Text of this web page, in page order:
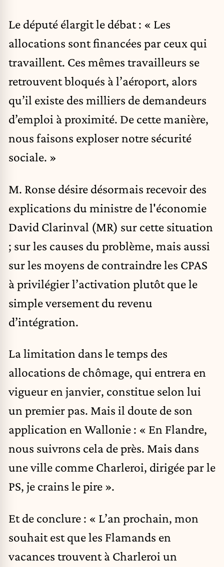
Le député élargit le débat : « Les
allocations sont financées par ceux qui
travaillent. Ces mêmes travailleurs se
retrouvent bloqués à l’aéroport, alors
qu’il existe des milliers de demandeurs
d’emploi à proximité. De cette manière,
nous faisons exploser notre sécurité
sociale. »
M. Ronse désire désormais recevoir des
explications du ministre de l'économie
David Clarinval (MR) sur cette situation
; sur les causes du problème, mais aussi
sur les moyens de contraindre les CPAS
à privilégier l’activation plutôt que le
simple versement du revenu
d’intégration.
La limitation dans le temps des
allocations de chômage, qui entrera en
vigueur en janvier, constitue selon lui
un premier pas. Mais il doute de son
application en Wallonie : « En Flandre,
nous suivrons cela de près. Mais dans
une ville comme Charleroi, dirigée par le
PS, je crains le pire ».
Et de conclure : « L’an prochain, mon
souhait est que les Flamands en
vacances trouvent à Charleroi un